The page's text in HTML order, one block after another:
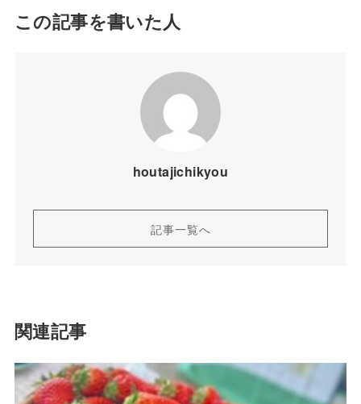
この記事を書いた人
houtajichikyou
記事一覧へ
関連記事